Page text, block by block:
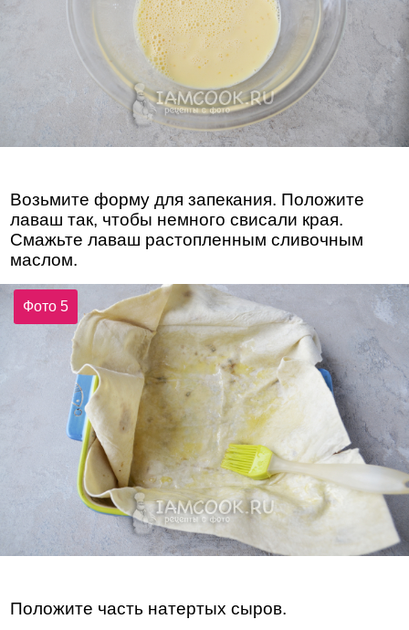
Возьмите форму для запекания. Положите
лаваш так, чтобы немного свисали края.
Смажьте лаваш растопленным сливочным
маслом.
Фото 5
Положите часть натертых сыров.